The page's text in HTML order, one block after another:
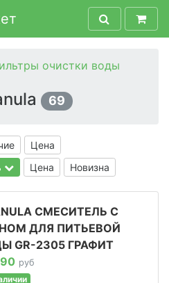
очистки воды
69
Цена
Цена Новизна
СМЕСИТЕЛЬ С
ДЛЯ ПИТЬЕВОЙ
GR-2305 ГРАФИТ
руб